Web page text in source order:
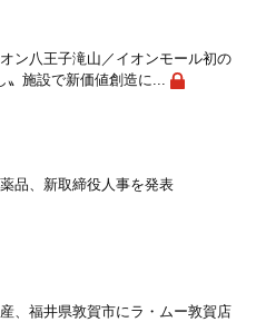
ン八王子滝山／イオンモール初の
〟施設で新価値創造に...
品、新取締役人事を発表
、福井県敦賀市にラ・ムー敦賀店